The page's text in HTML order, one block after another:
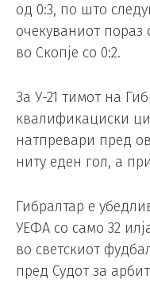
од 0:3, по што
очекуваниот
во Скопје со 0:2.
За У-21 тимот на
квалификациски
натпревари пред
ниту еден гол, а
Гибралтар е
УЕФА со само 32
во светскиот
пред Судот за